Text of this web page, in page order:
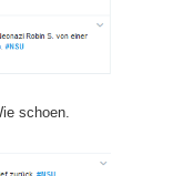
schoen.